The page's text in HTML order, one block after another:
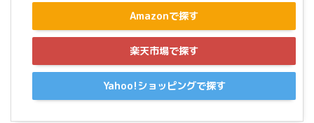
Amazonで探す
楽天市場で探す
Yahoo!ショッピングで探す